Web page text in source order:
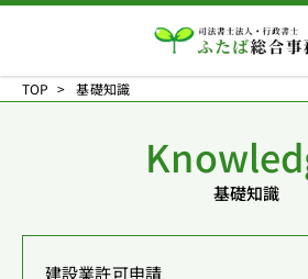
TOP 基礎知識
基礎知識
建設業許可申請